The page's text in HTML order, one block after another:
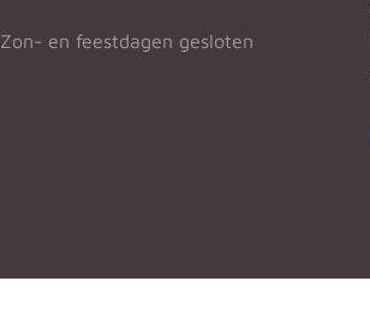
Zon- en feestdagen gesloten